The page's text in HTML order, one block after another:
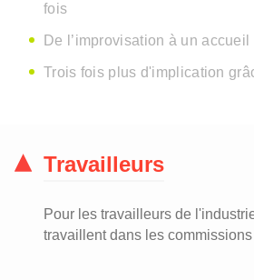
fois
De l’improvisation à un accueil
Trois fois plus d'implication
Travailleurs
Pour les travailleurs de
travaillent dans les